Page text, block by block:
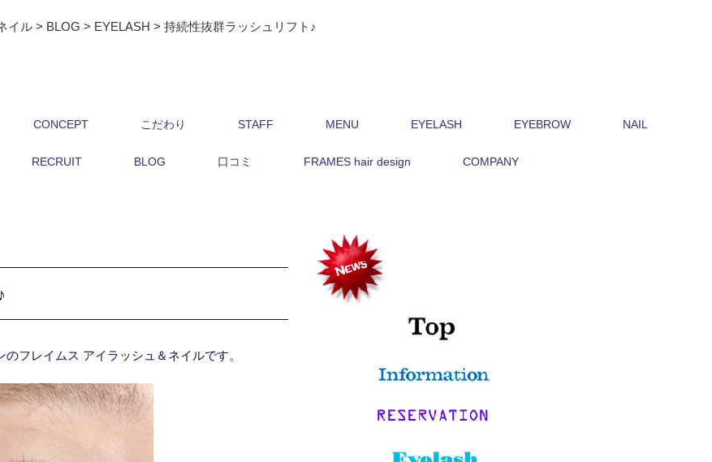
イル > BLOG > EYELASH > 持続性抜群ラッシュリフト♪
CONCEPT こだわり STAFF MENU EYELASH EYEBROW NAIL
RECRUIT BLOG 口コミ FRAMES hair design COMPANY
フレイムス アイラッシュ＆ネイルです。